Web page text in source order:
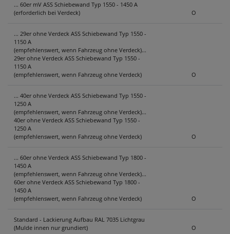
... 60er mV ASS Schiebewand Typ 1550 - 1450 A
(erforderlich bei Verdeck)
O
... 29er ohne Verdeck ASS Schiebewand Typ 1550 -
1150 A
(empfehlenswert, wenn Fahrzeug ohne Verdeck)...
29er ohne Verdeck ASS Schiebewand Typ 1550 -
1150 A
(empfehlenswert, wenn Fahrzeug ohne Verdeck)
O
... 40er ohne Verdeck ASS Schiebewand Typ 1550 -
1250 A
(empfehlenswert, wenn Fahrzeug ohne Verdeck)...
40er ohne Verdeck ASS Schiebewand Typ 1550 -
1250 A
(empfehlenswert, wenn Fahrzeug ohne Verdeck)
O
... 60er ohne Verdeck ASS Schiebewand Typ 1800 -
1450 A
(empfehlenswert, wenn Fahrzeug ohne Verdeck)...
60er ohne Verdeck ASS Schiebewand Typ 1800 -
1450 A
(empfehlenswert, wenn Fahrzeug ohne Verdeck)
O
Standard - Lackierung Aufbau RAL 7035 Lichtgrau
(Mulde innen nur grundiert)
O